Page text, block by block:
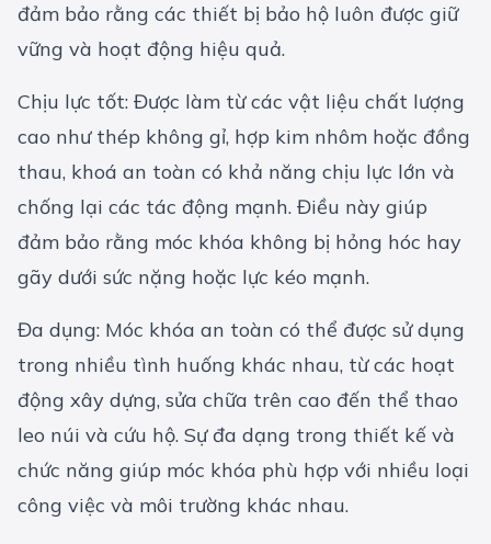
đảm bảo rằng các thiết bị bảo hộ luôn được giữ
vững và hoạt động hiệu quả.
Chịu lực tốt: Được làm từ các vật liệu chất lượng
cao như thép không gỉ, hợp kim nhôm hoặc đồng
thau, khoá an toàn có khả năng chịu lực lớn và
chống lại các tác động mạnh. Điều này giúp
đảm bảo rằng móc khóa không bị hỏng hóc hay
gãy dưới sức nặng hoặc lực kéo mạnh.
Đa dụng: Móc khóa an toàn có thể được sử dụng
trong nhiều tình huống khác nhau, từ các hoạt
động xây dựng, sửa chữa trên cao đến thể thao
leo núi và cứu hộ. Sự đa dạng trong thiết kế và
chức năng giúp móc khóa phù hợp với nhiều loại
công việc và môi trường khác nhau.